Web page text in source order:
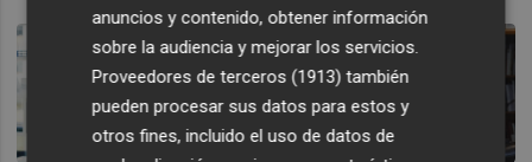
anuncios y contenido, obtener información
sobre la audiencia y mejorar los servicios.
Proveedores de terceros (1913) también
pueden procesar sus datos para estos y
otros fines, incluido el uso de datos de